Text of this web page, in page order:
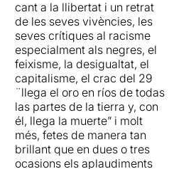
cant a la llibertat i un retrat
de les seves vivències, les
seves crítiques al racisme
especialment als negres, el
feixisme, la desigualtat, el
capitalisme, el crac del 29
¨llega el oro en ríos de todas
las partes de la tierra y, con
él, llega la muerte” i molt
més, fetes de manera tan
brillant que en dues o tres
ocasions els aplaudiments